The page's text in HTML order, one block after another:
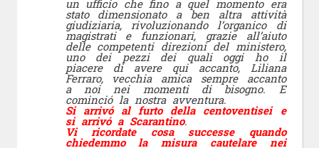
un ufficio che fino a quel momento era
stato dimensionato a ben altra attività
giudiziaria, rivoluzionando l’organico di
magistrati e funzionari, grazie all’aiuto
delle competenti direzioni del ministero,
uno dei pezzi dei quali oggi ho il
piacere di avere qui accanto, Liliana
Ferraro, vecchia amica sempre accanto
a noi nei momenti di bisogno. E
cominció la nostra avventura.
Si arrivó al furto della centoventisei e
si arrivó a Scarantino.
Vi ricordate cosa successe quando
chiedemmo la misura cautelare nei